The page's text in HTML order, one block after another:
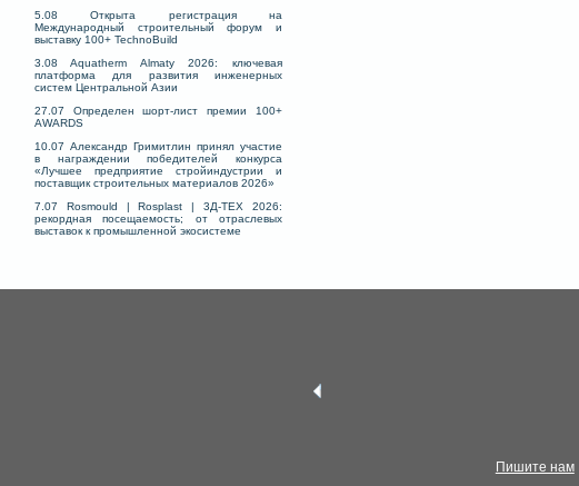
5.08 Открыта регистрация на
Международный строительный форум и
выставку 100+ TechnoBuild
3.08 Aquatherm Almaty 2026: ключевая
платформа для развития инженерных
систем Центральной Азии
27.07 Определен шорт-лист премии 100+
AWARDS
10.07 Александр Гримитлин принял участие
в награждении победителей конкурса
«Лучшее предприятие стройиндустрии и
поставщик строительных материалов 2026»
7.07 Rosmould | Rosplast | 3Д-ТЕХ 2026:
рекордная посещаемость; от отраслевых
выставок к промышленной экосистеме
Пишите нам